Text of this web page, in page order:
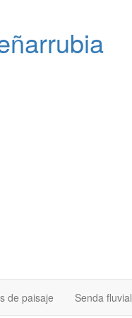
de paisaje Senda fluvial